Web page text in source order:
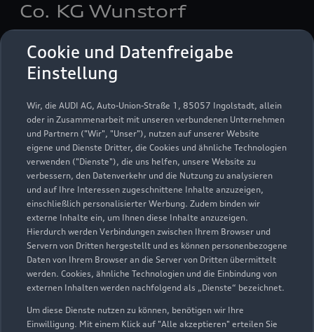
Cookie und Datenfreigabe
Einstellung
Wir, die AUDI AG, Auto-Union-Straße 1, 85057 Ingolstadt, allein
oder in Zusammenarbeit mit unseren verbundenen Unternehmen
und Partnern ("Wir", "Unser"), nutzen auf unserer Website
eigene und Dienste Dritter, die Cookies und ähnliche Technologien
verwenden ("Dienste"), die uns helfen, unsere Website zu
verbessern, den Datenverkehr und die Nutzung zu analysieren
und auf Ihre Interessen zugeschnittene Inhalte anzuzeigen,
einschließlich personalisierter Werbung. Zudem binden wir
externe Inhalte ein, um Ihnen diese Inhalte anzuzeigen.
Hierdurch werden Verbindungen zwischen Ihrem Browser und
Servern von Dritten hergestellt und es können personenbezogene
Daten von Ihrem Browser an die Server von Dritten übermittelt
werden. Cookies, ähnliche Technologien und die Einbindung von
externen Inhalten werden nachfolgend als „Dienste“ bezeichnet.
Um diese Dienste nutzen zu können, benötigen wir Ihre
Einwilligung. Mit einem Klick auf "Alle akzeptieren" erteilen Sie
Co. KG Wunstorf
Hagenburger Straße 16 - 18
31515 Wunstorf
05031 95600